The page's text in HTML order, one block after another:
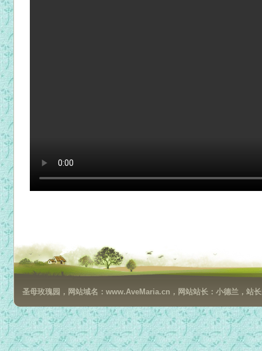
圣母玫瑰园，网站域名：www.AveMaria.cn，网站站长：小德兰，